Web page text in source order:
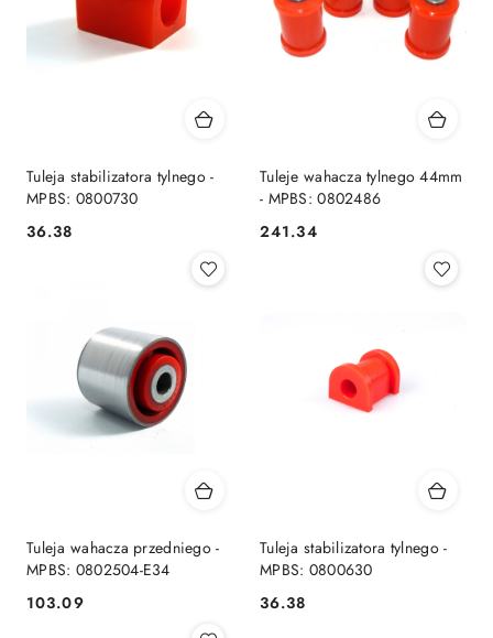
Tuleja stabilizatora tylnego -
MPBS: 0800730
Cena:
36.38
Tuleje wahacza tylnego 44mm
- MPBS: 0802486
Cena:
241.34
Tuleja wahacza przedniego -
MPBS: 0802504-E34
Cena:
103.09
Tuleja stabilizatora tylnego -
MPBS: 0800630
Cena:
36.38